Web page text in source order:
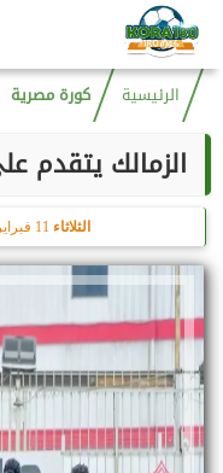
الرئيسية كورة مصرية
الزمالك يتقدم
الثلاثاء